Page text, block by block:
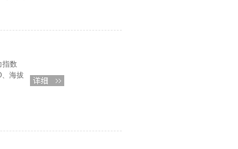
指数
海拔